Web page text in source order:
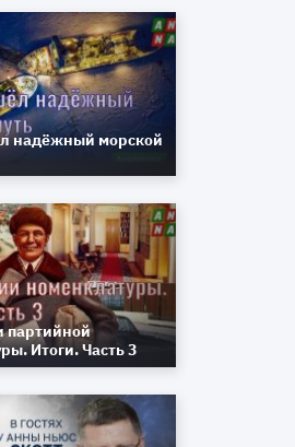
надёжный морской
партийной
Итоги. Часть 3